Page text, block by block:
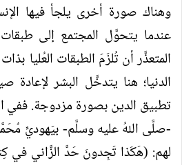
وهناك صورة أخرى يلجأ فيها
عندما يتحوَّل المجتمع إلى
المتعذَّر أن تُلزَمَ الطبقات العُليا
الدنيا؛ هنا يتدخَّل البشر لإعادة
تطبيق الدين بصورة مزدوجة. ففي
-صلَّى اللهُ عليه وسلَّم- بيَهوديٍّ
لهم: (هَكَذا تَجِدونَ حَدَّ الزَّاني في